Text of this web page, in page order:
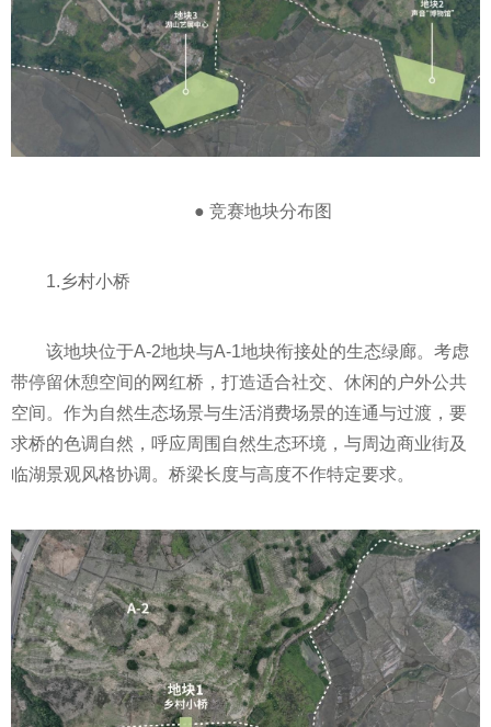
● 竞赛地块分布图
1.乡村小桥
该地块位于A-2地块与A-1地块衔接处的生态绿廊。考虑
带停留休憩空间的网红桥，打造适合社交、休闲的户外公共
空间。作为自然生态场景与生活消费场景的连通与过渡，要
求桥的色调自然，呼应周围自然生态环境，与周边商业街及
临湖景观风格协调。桥梁长度与高度不作特定要求。